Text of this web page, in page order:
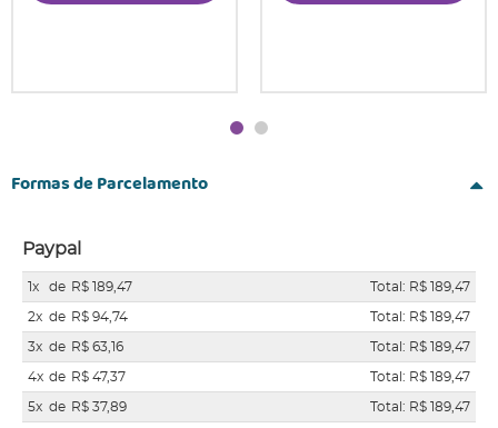
Formas de Parcelamento
Paypal
1x de R$ 189,47 Total: R$ 189,47
2x de R$ 94,74 Total: R$ 189,47
3x de R$ 63,16 Total: R$ 189,47
4x de R$ 47,37 Total: R$ 189,47
5x de R$ 37,89 Total: R$ 189,47